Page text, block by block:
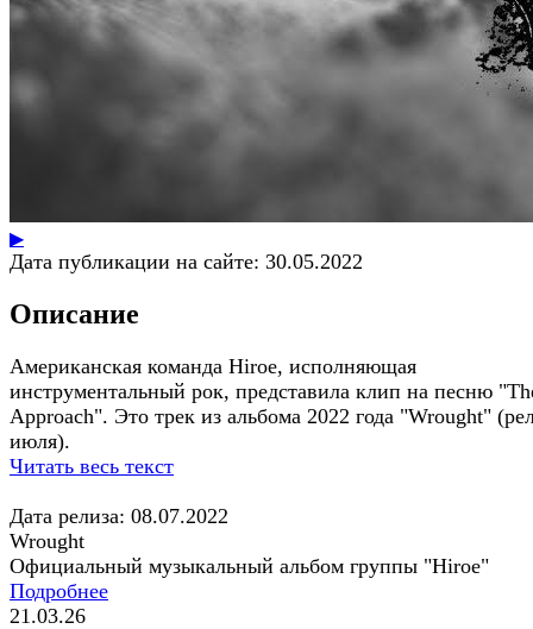
▶
Дата публикации на сайте: 30.05.2022
Описание
Американская команда Hiroe, исполняющая
инструментальный рок, представила клип на песню
Approach". Это трек из альбома 2022 года "Wrought"
июля).
Читать весь текст
Дата релиза: 08.07.2022
Wrought
Официальный музыкальный альбом группы "Hiroe"
Подробнее
21.03.26